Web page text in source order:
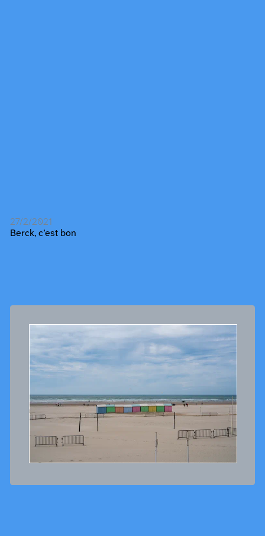
27/2/2021
Berck, c’est bon